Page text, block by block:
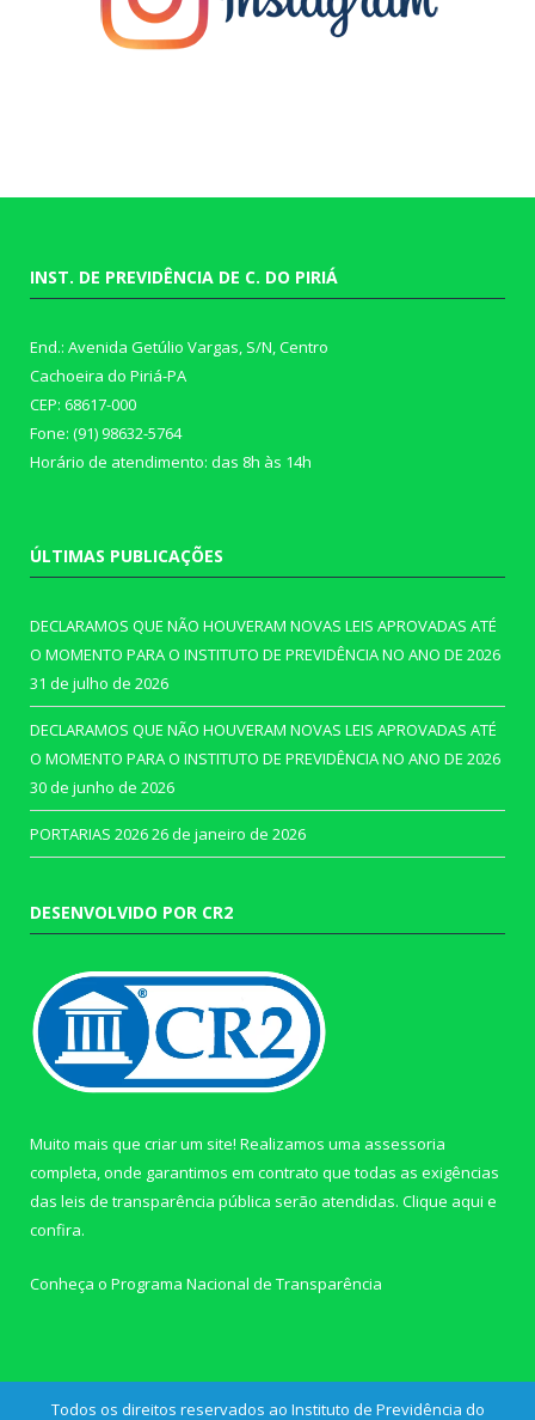
INST. DE PREVIDÊNCIA DE C. DO PIRIÁ
End.: Avenida Getúlio Vargas, S/N, Centro
Cachoeira do Piriá-PA
CEP: 68617-000
Fone: (91) 98632-5764
Horário de atendimento: das 8h às 14h
ÚLTIMAS PUBLICAÇÕES
DECLARAMOS QUE NÃO HOUVERAM NOVAS LEIS APROVADAS ATÉ
O MOMENTO PARA O INSTITUTO DE PREVIDÊNCIA NO ANO DE 2026
31 de julho de 2026
DECLARAMOS QUE NÃO HOUVERAM NOVAS LEIS APROVADAS ATÉ
O MOMENTO PARA O INSTITUTO DE PREVIDÊNCIA NO ANO DE 2026
30 de junho de 2026
PORTARIAS 202626 de janeiro de 2026
DESENVOLVIDO POR CR2
Muito mais que criar um site! Realizamos uma assessoria
completa, onde garantimos em contrato que todas as exigências
das leis de transparência pública serão atendidas. Clique aqui e
confira.
Conheça o Programa Nacional de Transparência
Todos os direitos reservados ao Instituto de Previdência do